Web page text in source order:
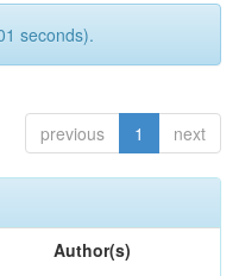
seconds).
previous 1 next
Author(s)